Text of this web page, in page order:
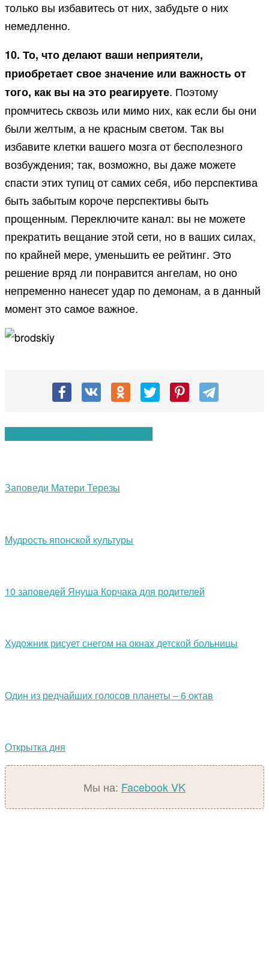
только вы избавитесь от них, забудьте о них
немедленно.
10. То, что делают ваши неприятели,
приобретает свое значение или важность от
того, как вы на это реагируете. Поэтому
промчитесь сквозь или мимо них, как если бы они
были желтым, а не красным светом. Так вы
избавите клетки вашего мозга от бесполезного
возбуждения; так, возможно, вы даже можете
спасти этих тупиц от самих себя, ибо перспектива
быть забытым короче перспективы быть
прощенным. Переключите канал: вы не можете
прекратить вещание этой сети, но в ваших силах,
по крайней мере, уменьшить ее рейтинг. Это
решение вряд ли понравится ангелам, но оно
непременно нанесет удар по демонам, а в данный
момент это самое важное.
Заповеди Матери Терезы
Мудрость японской культуры
10 заповедей Януша Корчака для родителей
Художник рисует снегом на окнах детской больницы
Один из редчайших голосов планеты – 6 октав
Открытка дня
Мы на: FacebookVK